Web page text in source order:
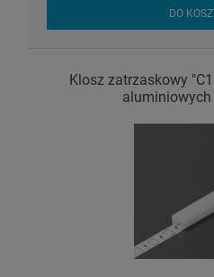
DO
Klosz zatrzaskowy
aluminiowych